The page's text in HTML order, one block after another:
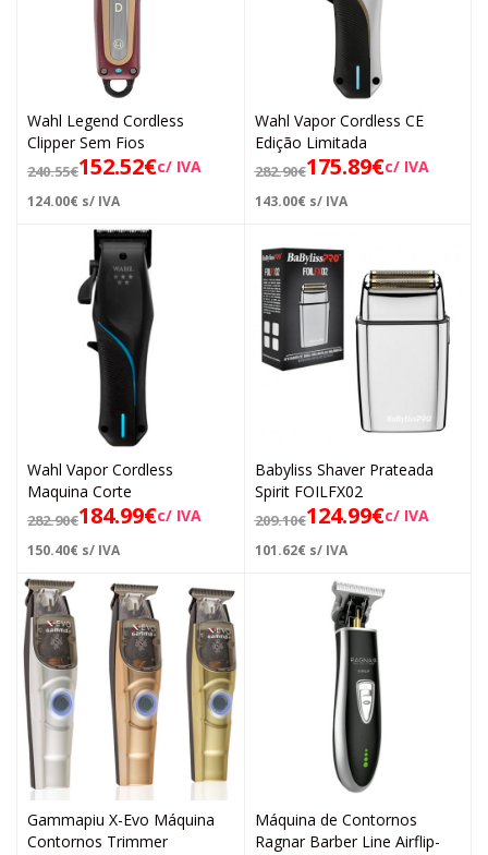
Wahl Legend Cordless
Clipper Sem Fios
240.55€152.52€c/ IVA
124.00€ s/ IVA
Wahl Vapor Cordless CE
Edição Limitada
282.90€175.89€c/ IVA
143.00€ s/ IVA
Wahl Vapor Cordless
Maquina Corte
282.90€184.99€c/ IVA
150.40€ s/ IVA
Babyliss Shaver Prateada
Spirit FOILFX02
209.10€124.99€c/ IVA
101.62€ s/ IVA
Gammapiu X-Evo Máquina
Contornos Trimmer
Máquina de Contornos
Ragnar Barber Line Airflip-